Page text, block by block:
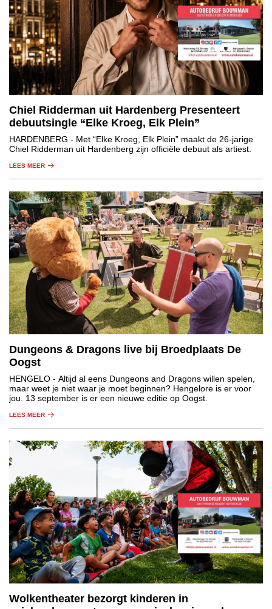
Chiel Ridderman uit Hardenberg Presenteert
debuutsingle “Elke Kroeg, Elk Plein”
HARDENBERG - Met “Elke Kroeg, Elk Plein” maakt de 26-jarige
Chiel Ridderman uit Hardenberg zijn officiële debuut als artiest.
LEES MEER
Dungeons & Dragons live bij Broedplaats De
Oogst
HENGELO - Altijd al eens Dungeons and Dragons willen spelen,
maar weet je niet waar je moet beginnen? Hengelore is er voor
jou. 13 september is er een nieuwe editie op Oogst.
LEES MEER
Wolkentheater bezorgt kinderen in